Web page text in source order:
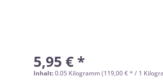
5,95 € *
Inhalt:0.05 Kilogramm (119,00 € * / 1